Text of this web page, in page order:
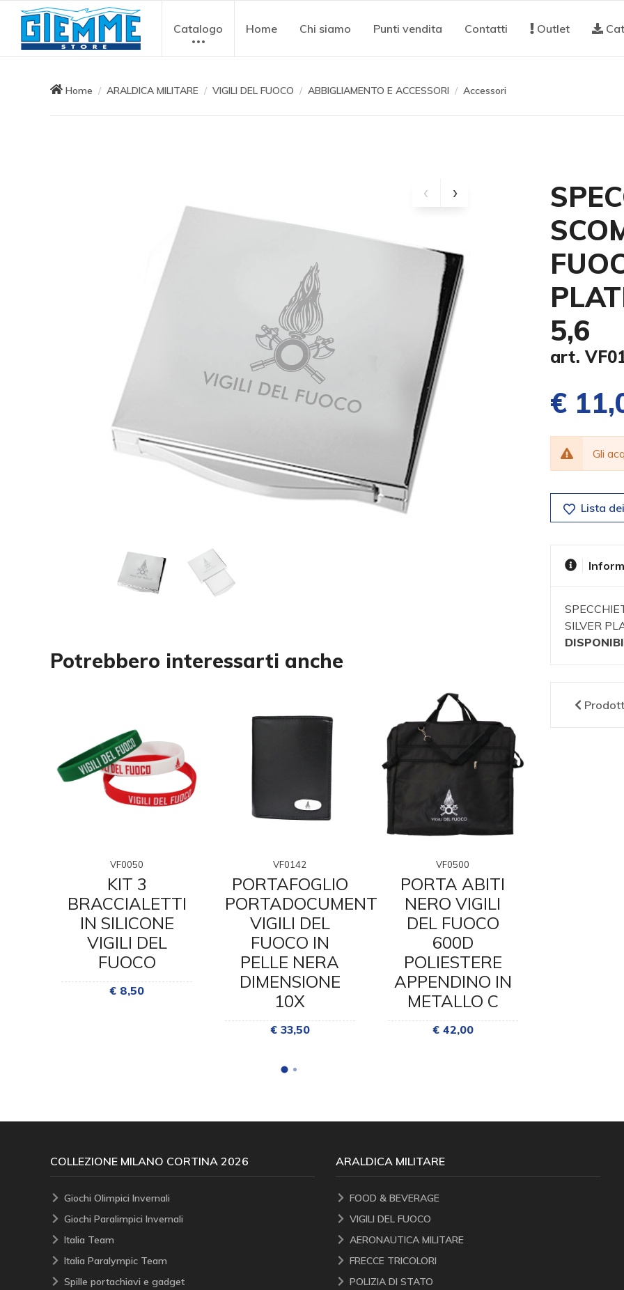
Catalogo Home Chi siamo Punti vendita Contatti Outlet
Home ARALDICA MILITARE VIGILI DEL FUOCO ABBIGLIAMENTO E ACCESSORI Accessori
Potrebbero interessarti anche
VF0050
KIT 3
BRACCIALETTI
IN SILICONE
VIGILI DEL
FUOCO
€ 8,50
VF0142
PORTAFOGLIO
PORTADOCUMENTI
VIGILI DEL
FUOCO IN
PELLE NERA
DIMENSIONE
10X
€ 33,50
VF0500
PORTA ABITI
NERO VIGILI
DEL FUOCO
600D
POLIESTERE
APPENDINO IN
METALLO C
€ 42,00
5,6
art.
€
Gli
Lista
SILVER
COLLEZIONE MILANO CORTINA 2026
Giochi Olimpici Invernali
Giochi Paralimpici Invernali
Italia Team
Italia Paralympic Team
Spille portachiavi e gadget
ARALDICA MILITARE
FOOD & BEVERAGE
VIGILI DEL FUOCO
AERONAUTICA MILITARE
FRECCE TRICOLORI
POLIZIA DI STATO